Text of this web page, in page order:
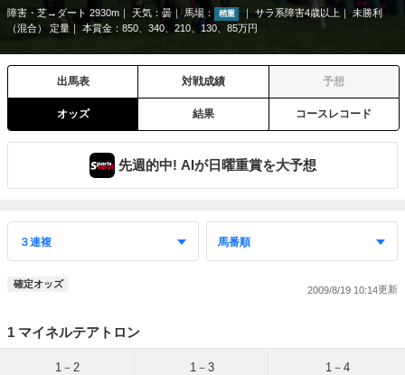
障害・芝→ダート 2930m 天気： 曇 馬場： 稍重 サラ系障害4歳以上
未勝利
（混合） 定量
本賞金：850、340、210、130、85万円
出馬表 対戦成績 予想
オッズ 結果 コースレコード
先週的中! AIが日曜重賞を大予想
確定オッズ
2009/8/19 10:14
1 マイネルテアトロン
1－2 1－3 1－4